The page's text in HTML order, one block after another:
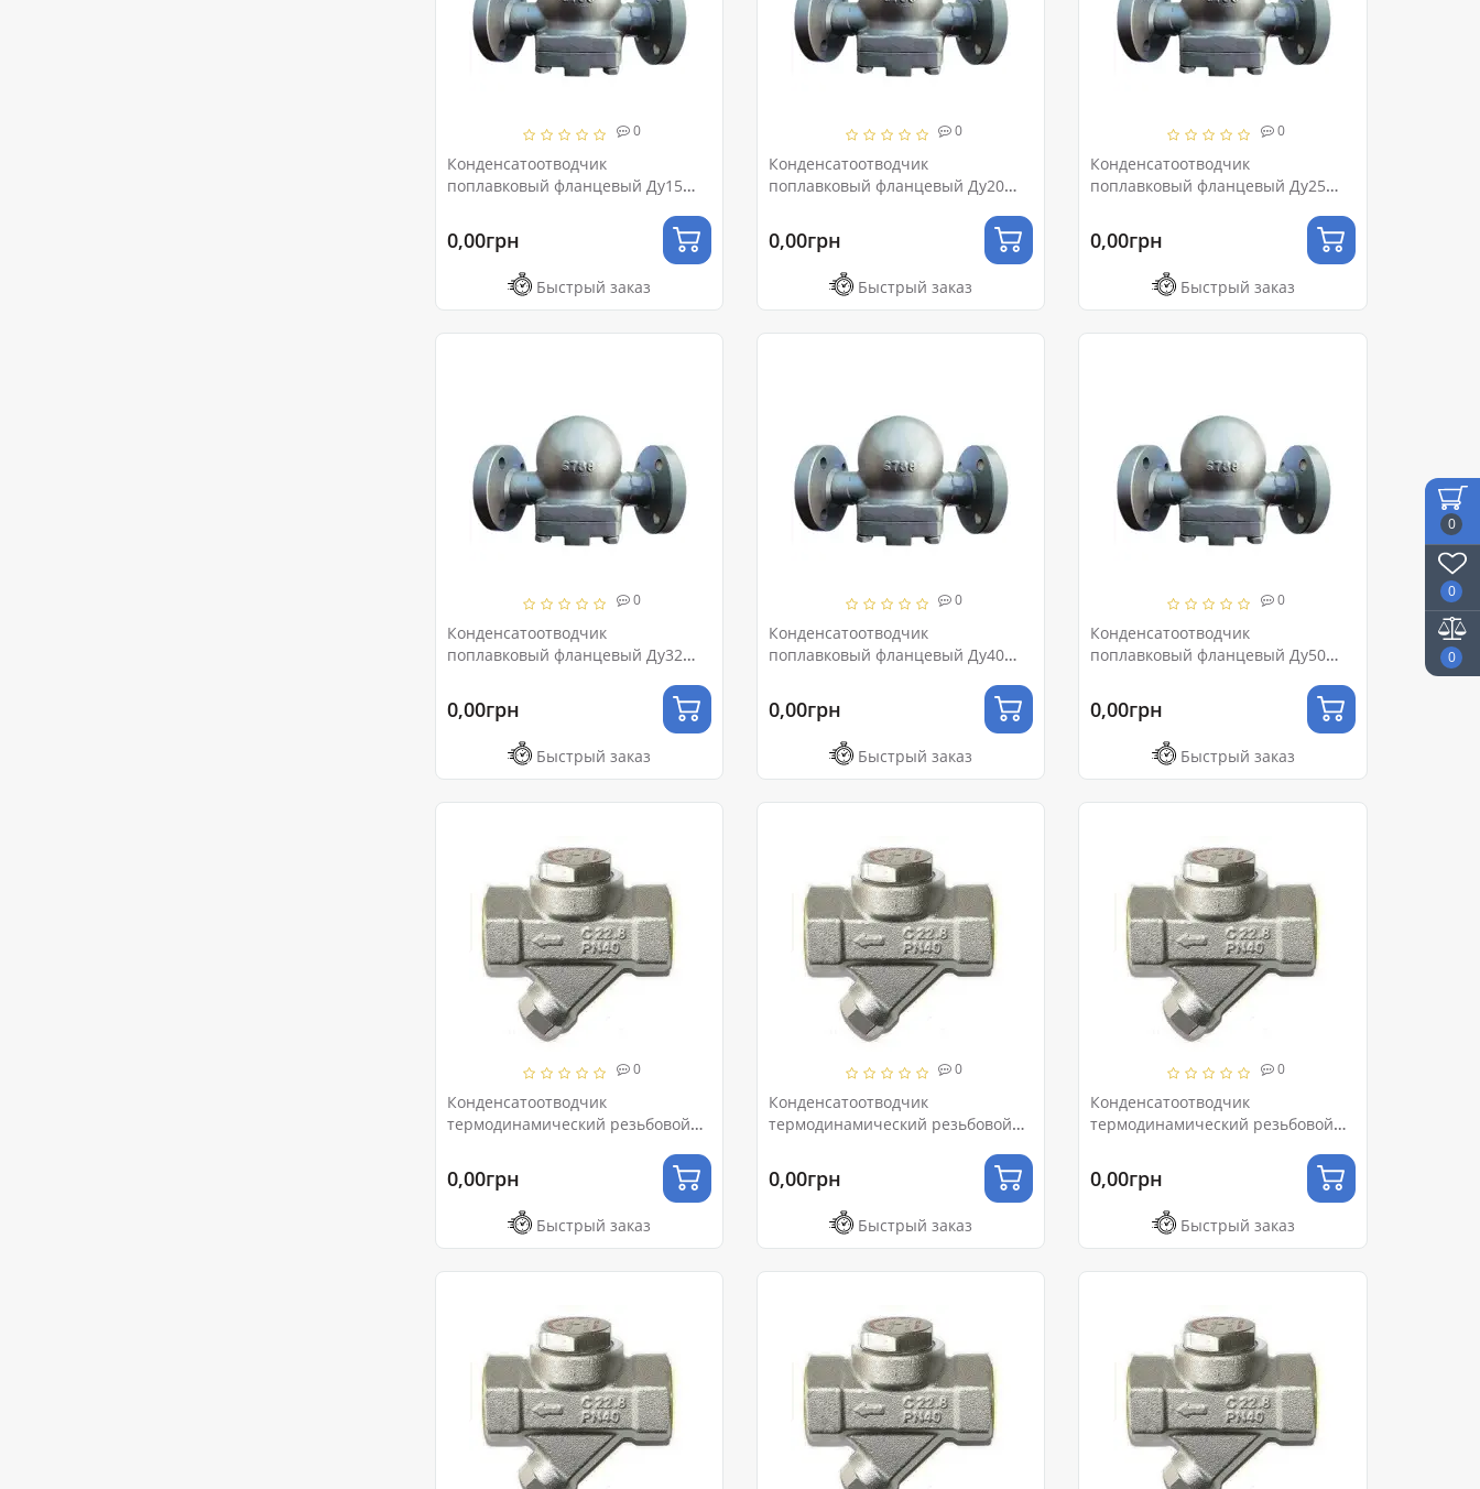
0
0
0
0
Конденсатоотводчик
поплавковый фланцевый Ду15
0,00грн
Быстрый заказ
0
Конденсатоотводчик
поплавковый фланцевый Ду20
0,00грн
Быстрый заказ
0
Конденсатоотводчик
поплавковый фланцевый Ду25
0,00грн
Быстрый заказ
0
Конденсатоотводчик
поплавковый фланцевый Ду32
0,00грн
Быстрый заказ
0
Конденсатоотводчик
поплавковый фланцевый Ду40
0,00грн
Быстрый заказ
0
Конденсатоотводчик
поплавковый фланцевый Ду50
0,00грн
Быстрый заказ
0
Конденсатоотводчик
термодинамический резьбовой
0,00грн
Быстрый заказ
0
Конденсатоотводчик
термодинамический резьбовой
0,00грн
Быстрый заказ
0
Конденсатоотводчик
термодинамический резьбовой
0,00грн
Быстрый заказ